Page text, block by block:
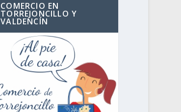
COMERCIO EN
TORREJONCILLO Y
VALDENCÍN